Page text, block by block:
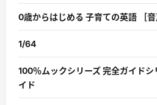
0歳からはじめる 子育ての英語 ［音
1/64
100％ムックシリーズ 完全ガイド
イド